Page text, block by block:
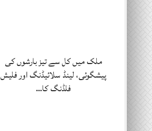
ملک میں کل سے تیز بارشوں کی
پیشگوئی، لینڈ سلائیڈنگ اور فلیش
فلڈنگ کا…